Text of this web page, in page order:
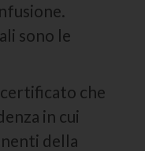
sono le
che
in cui
della